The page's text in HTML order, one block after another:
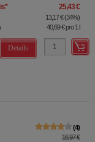
* 25,43 €
13,17 €(34%)
40,69 €pro 1 l
Details
4
16,97 €